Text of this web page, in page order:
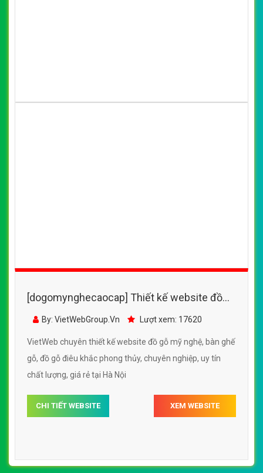
[dogomynghecaocap] Thiết kế website đồ
gỗ mỹ nghệ, bàn ghế gỗ, đồ gỗ điêu khắc
By: VietWebGroup.Vn Lượt xem: 17620
VietWeb chuyên thiết kế website đồ gỗ mỹ nghệ, bàn ghế
gỗ, đồ gỗ điêu khắc phong thủy, chuyên nghiệp, uy tín
chất lượng, giá rẻ tại Hà Nội
CHI TIẾT WEBSITE XEM WEBSITE